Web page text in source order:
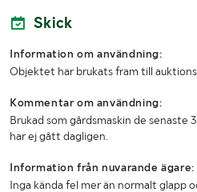
Skick
Information om användning:
Objektet har brukats fram till
Kommentar om användning:
Brukad som gårdsmaskin de senaste
har ej gått dagligen.
Information från nuvarande ägare:
Inga kända fel mer än normalt glapp